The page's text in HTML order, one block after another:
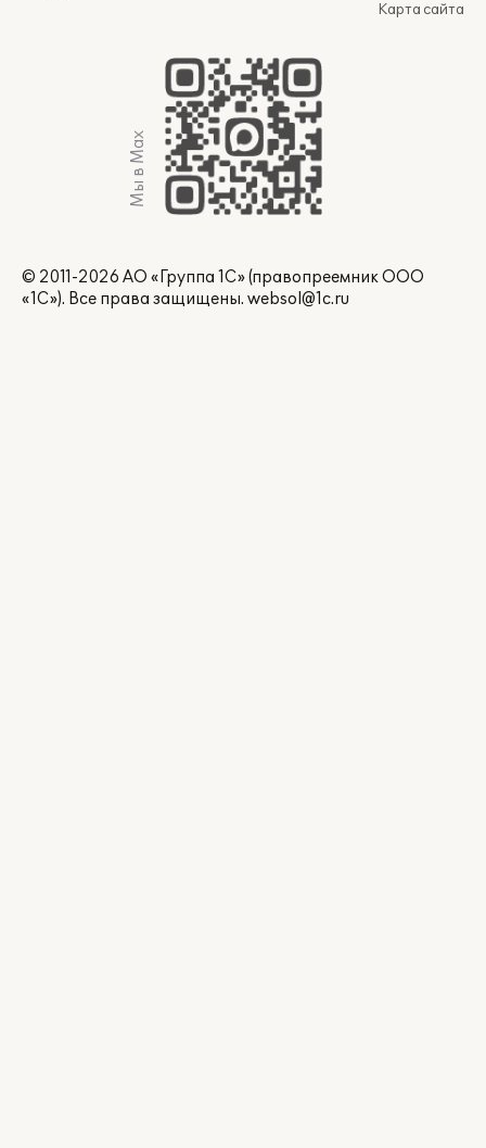
Карта сайта
Мы в Max
© 2011-2026 АО «Группа 1С» (правопреемник ООО
«1С»). Все права защищены. websol@1c.ru